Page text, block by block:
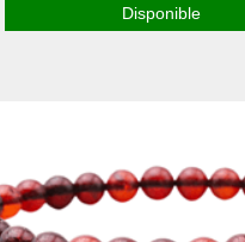
Disponible